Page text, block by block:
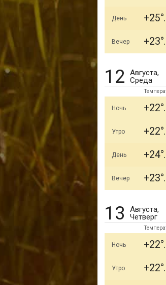
День +25
Вечер +23
12
Августа,
Среда
Ночь +22
Утро +22
День +24
Вечер +23
13
Августа,
Четверг
Ночь +22
Утро +22